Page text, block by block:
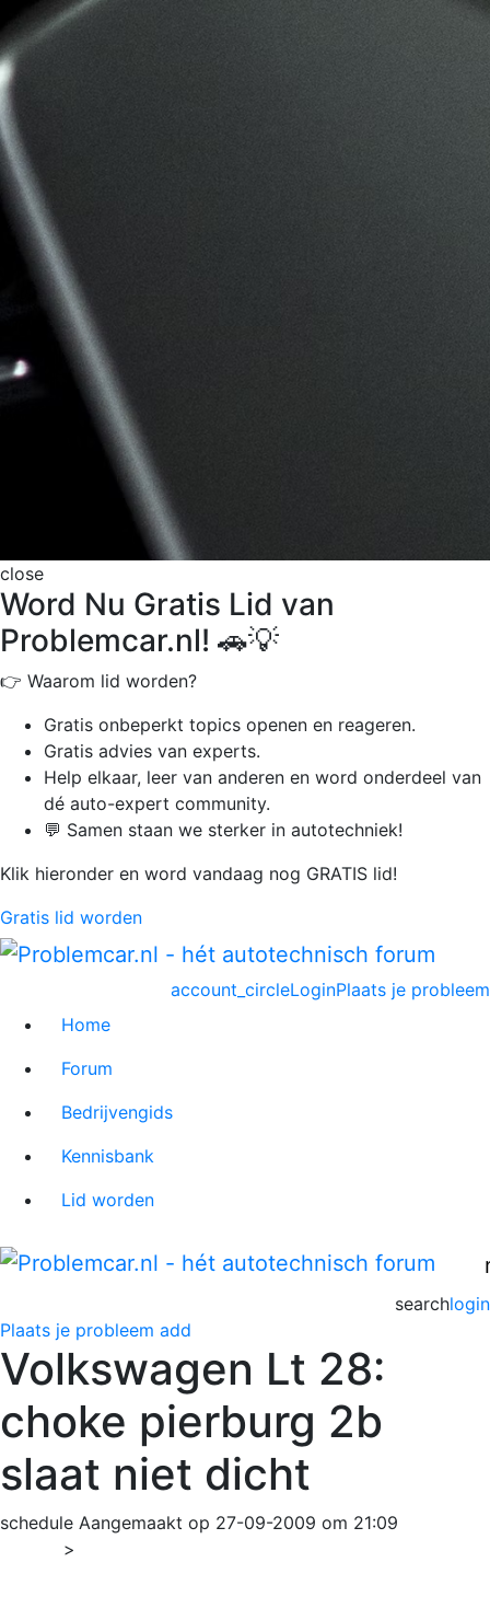
close
Word Nu Gratis Lid van
Problemcar.nl! 🚗💡
👉 Waarom lid worden?
Gratis onbeperkt topics openen en reageren.
Gratis advies van experts.
Help elkaar, leer van anderen en word onderdeel van
dé auto-expert community.
💬 Samen staan we sterker in autotechniek!
Klik hieronder en word vandaag nog GRATIS lid!
Gratis lid worden
Plaats je probleem
account_circleLogin
Home
Forum
Bedrijvengids
Kennisbank
Lid worden
login
search
Plaats je probleem add
Volkswagen Lt 28:
choke pierburg 2b
slaat niet dicht
schedule Aangemaakt op 27-09-2009 om 21:09
>